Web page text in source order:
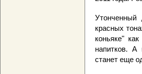
Утонченный
красных
коньяке"
напитков. А
станет еще